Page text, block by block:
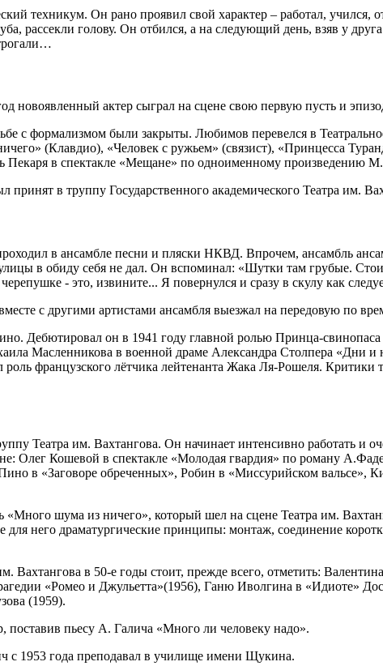
техникум. Он рано проявил свой характер – работал, учился,
рассекли голову. Он отбился, а на следующий день, взяв у
актер сыграл на сцене свою первую пусть и
с формализмом были закрыты. Любимов перевелся в
(Клавдио), «Человек с ружьем» (связист), «Принцесса
в спектакле «Мещане» по одноименному произведению
в труппу Государственного академического Театра им.
в ансамбле песни и пляски НКВД. Впрочем, ансамбль
в обиду себя не дал. Он вспоминал: «Шутки там грубые.
- это, извините... Я повернулся и сразу в скулу как
с другими артистами ансамбля выезжал на передовую по
Дебютировал он в 1941 году главной ролью Принца-
Масленникова в военной драме Александра Столпера «Дни
французского лётчика лейтенанта Жака Ля-Рошеля.
Театра им. Вахтангова. Он начинает интенсивно работать и
Олег Кошевой в спектакле «Молодая гвардия» по роману
в «Заговоре обреченных», Робин в «Миссурийском вальсе»,
шума из ничего», который шел на сцене Театра им.
для него драматургические принципы: монтаж, соединение
Вахтангова в 50-е годы стоит, прежде всего, отметить:
«Ромео и Джульетта»(1956), Ганю Иволгина в «Идиоте»
(1959).
пьесу А. Галича «Много ли человеку надо».
с 1953 года преподавал в училище имени Щукина.